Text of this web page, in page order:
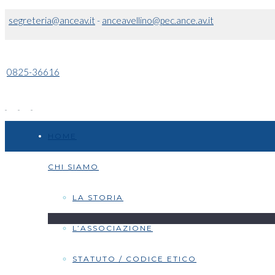
segreteria@anceav.it- anceavellino@pec.ance.av.it
0825-36616
CHI SIAMO
LA STORIA
L’ASSOCIAZIONE
STATUTO / CODICE ETICO